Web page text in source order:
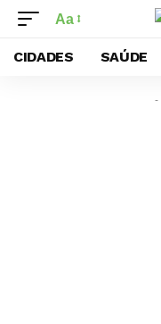
Aa
CIDADES SAÚDE
-